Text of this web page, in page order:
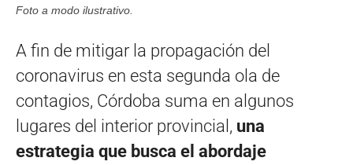
Foto a modo ilustrativo.
A fin de mitigar la propagación del
coronavirus en esta segunda ola de
contagios, Córdoba suma en algunos
lugares del interior provincial, una
estrategia que busca el abordaje